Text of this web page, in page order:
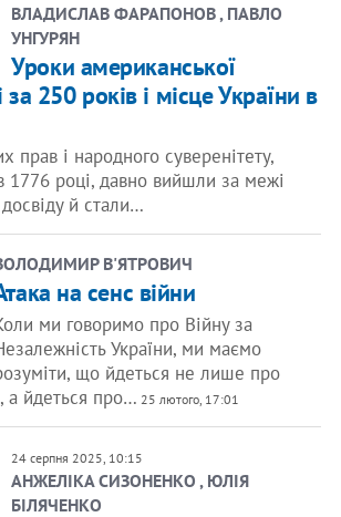
ВЛАДИСЛАВ ФАРАПОНОВ , ПАВЛО
УНГУРЯН
Уроки американської
за 250 років і місце України в
прав і народного суверенітету,
1776 році, давно вийшли за межі
й стали…
В'ЯТРОВИЧ
на сенс війни
ми говоримо про Війну за
України, ми маємо
що йдеться не лише про
а йдеться про… 25 лютого, 17:01
24 серпня 2025, 10:15
АНЖЕЛІКА СИЗОНЕНКО , ЮЛІЯ
БІЛЯЧЕНКО